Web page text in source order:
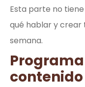
Esta parte no
qué hablar y crear
semana.